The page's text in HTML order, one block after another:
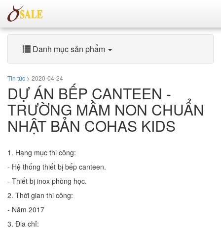
Danh mục sản phẩm
Tin tức > 2020-04-24
DỰ ÁN BẾP CANTEEN -
TRƯỜNG MẦM NON CHUẨN
NHẬT BẢN COHAS KIDS
1. Hạng mục thi công:
- Hệ thống thiết bị bếp canteen.
- Thiết bị inox phòng học.
2. Thời gian thi công:
- Năm 2017
3. Đia chỉ: